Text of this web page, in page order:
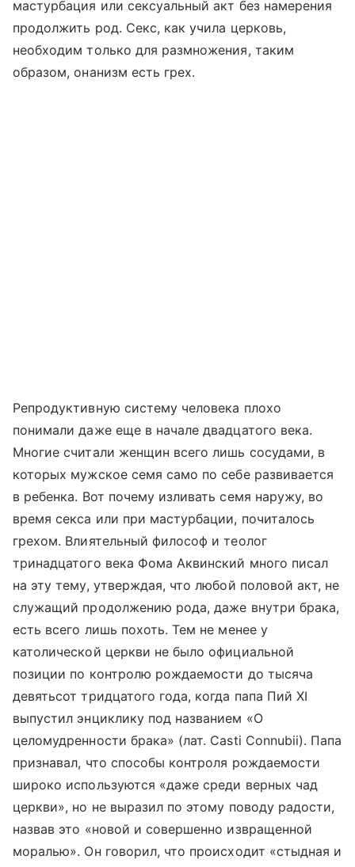
мастурбация или сексуальный акт без намерения
продолжить род. Секс, как учила церковь,
необходим только для размножения, таким
образом, онанизм есть грех.
Репродуктивную систему человека плохо
понимали даже еще в начале двадцатого века.
Многие считали женщин всего лишь сосудами, в
которых мужское семя само по себе развивается
в ребенка. Вот почему изливать семя наружу, во
время секса или при мастурбации, почиталось
грехом. Влиятельный философ и теолог
тринадцатого века Фома Аквинский много писал
на эту тему, утверждая, что любой половой акт, не
служащий продолжению рода, даже внутри брака,
есть всего лишь похоть. Тем не менее у
католической церкви не было официальной
позиции по контролю рождаемости до тысяча
девятьсот тридцатого года, когда папа Пий XI
выпустил энциклику под названием «О
целомудренности брака» (лат. Casti Connubii). Папа
признавал, что способы контроля рождаемости
широко используются «даже среди верных чад
церкви», но не выразил по этому поводу радости,
назвав это «новой и совершенно извращенной
моралью». Он говорил, что происходит «стыдная и